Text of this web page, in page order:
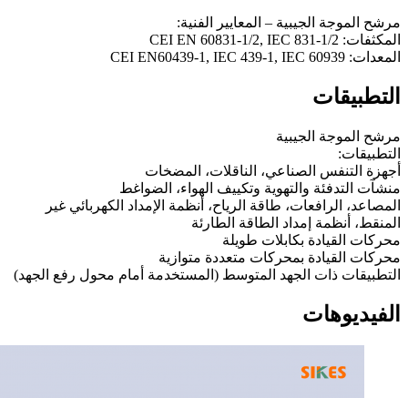
مرشح الموجة الجيبية – المعايير الفنية:
المكثفات: CEI EN 60831-1/2, IEC 831-1/2
المعدات: CEI EN60439-1, IEC 439-1, IEC 60939
التطبيقات
مرشح الموجة الجيبية
التطبيقات:
أجهزة التنفس الصناعي، الناقلات، المضخات
منشآت التدفئة والتهوية وتكييف الهواء، الضواغط
المصاعد، الرافعات، طاقة الرياح، أنظمة الإمداد الكهربائي غير
المنقط، أنظمة إمداد الطاقة الطارئة
محركات القيادة بكابلات طويلة
محركات القيادة بمحركات متعددة متوازية
التطبيقات ذات الجهد المتوسط (المستخدمة أمام محول رفع الجهد)
الفيديوهات